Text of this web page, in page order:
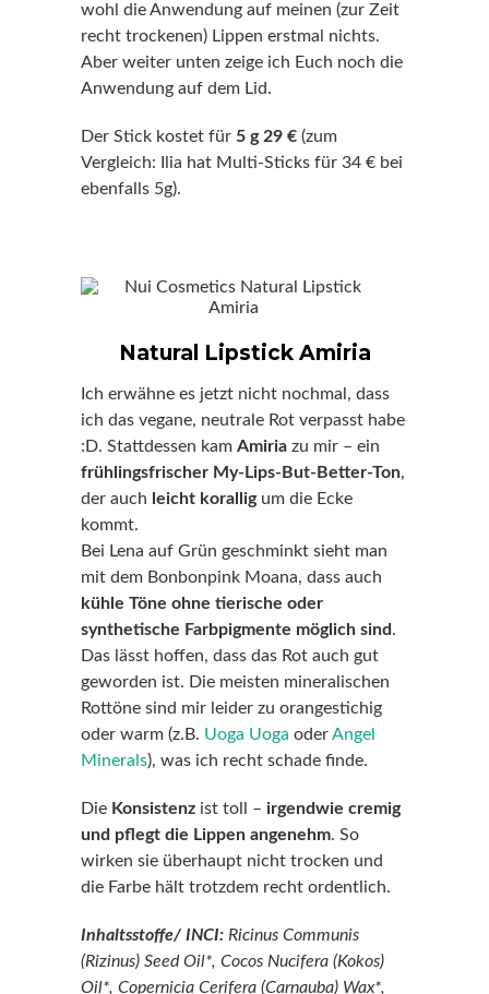
wohl die Anwendung auf meinen (zur Zeit
recht trockenen) Lippen erstmal nichts.
Aber weiter unten zeige ich Euch noch die
Anwendung auf dem Lid.
Der Stick kostet für 5 g 29 € (zum
Vergleich: Ilia hat Multi-Sticks für 34 € bei
ebenfalls 5g).
Natural Lipstick Amiria
Ich erwähne es jetzt nicht nochmal, dass
ich das vegane, neutrale Rot verpasst habe
:D. Stattdessen kam Amiria zu mir – ein
frühlingsfrischer My-Lips-But-Better-Ton,
der auch leicht koralligum die Ecke
kommt.
Bei Lena auf Grün geschminkt sieht man
mit dem Bonbonpink Moana, dass auch
kühle Töne ohne tierische oder
synthetische Farbpigmente möglich sind.
Das lässt hoffen, dass das Rot auch gut
geworden ist. Die meisten mineralischen
Rottöne sind mir leider zu orangestichig
oder warm (z.B. Uoga Uoga oderAngel
Minerals), was ich recht schade finde.
Die Konsistenz ist toll – irgendwie cremig
und pflegt die Lippen angenehm. So
wirken sie überhaupt nicht trocken und
die Farbe hält trotzdem recht ordentlich.
Inhaltsstoffe/ INCI: Ricinus Communis
(Rizinus) Seed Oil*, Cocos Nucifera (Kokos)
Oil*, Copernicia Cerifera (Carnauba) Wax*,